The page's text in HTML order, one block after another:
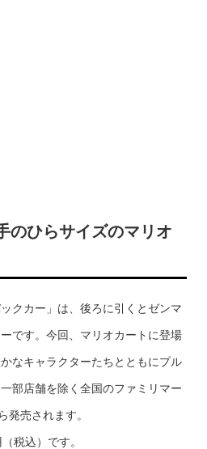
のひらサイズのマリオ
クカー」は、後ろに引くとゼンマ
です。今回、マリオカートに登場
なキャラクターたちとともにプル
部店舗を除く全国のファミリマー
発売されます。
税込）です。